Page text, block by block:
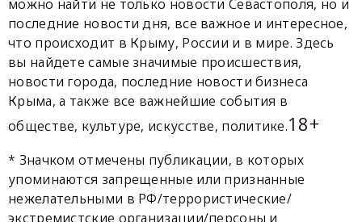
можно найти не только новости Севастополя, но и
последние новости дня, все важное и интересное,
что происходит в Крыму, России и в мире. Здесь
вы найдете самые значимые происшествия,
новости города, последние новости бизнеса
Крыма, а также все важнейшие события в
обществе, культуре, искусстве, политике.18+
* Значком отмечены публикации, в которых
упоминаются запрещенные или признанные
нежелательными в РФ/террористические/
экстремистские организации/персоны и